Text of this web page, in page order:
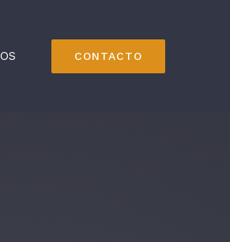
CONTACTO